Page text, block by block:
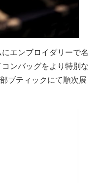
エンブロイダリーで名
ンバッグをより特別な
ブティックにて順次展